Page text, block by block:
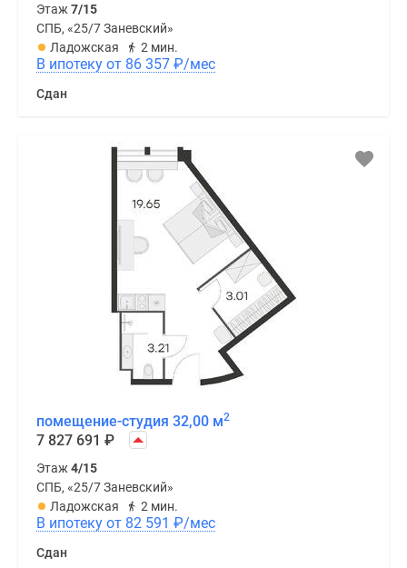
Этаж 7/15
СПБ, «25/7 Заневский»
Ладожская
2 мин.
В ипотеку от 86 357 ₽/мес
Сдан
помещение-студия 32,00 м2
7 827 691 ₽
Этаж 4/15
СПБ, «25/7 Заневский»
Ладожская
2 мин.
В ипотеку от 82 591 ₽/мес
Сдан